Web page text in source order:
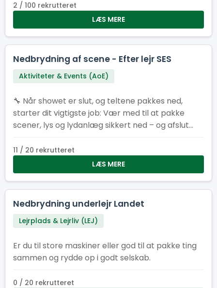
2 / 100 rekrutteret
LÆS MERE
Nedbrydning af scene - Efter lejr SES
Aktiviteter & Events (AoE)
🔧 Når showet er slut, og teltene pakkes ned,
starter dit vigtigste job: Vær med til at pakke
scener, lys og lydanlæg sikkert ned – og afslut
11 / 20 rekrutteret
LÆS MERE
Nedbrydning underlejr Landet
Lejrplads & Lejrliv (LEJ)
Er du til store maskiner eller god til at pakke ting
sammen og rydde op i godt selskab.
0 / 20 rekrutteret